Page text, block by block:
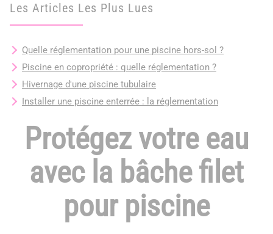
Les Articles Les Plus Lues
Quelle réglementation pour une piscine hors-sol ?
Piscine en copropriété : quelle réglementation ?
Hivernage d'une piscine tubulaire
Installer une piscine enterrée : la réglementation
Protégez votre eau
avec la bâche filet
pour piscine